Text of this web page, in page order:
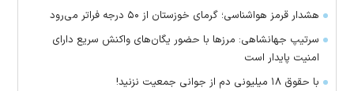
هشدار قرمز هواشناسی؛ گرمای خوزستان از ۵۰ درجه فراتر می‌رود
سرتیپ جهانشاهی: مرز‌ها با حضور یگان‌های واکنش سریع دارای
امنیت پایدار است
با حقوق ۱۸ میلیونی دم از جوانی جمعیت نزنید!